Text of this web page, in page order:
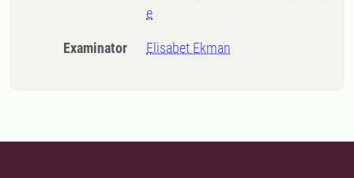
e
Examinator Elisabet Ekman